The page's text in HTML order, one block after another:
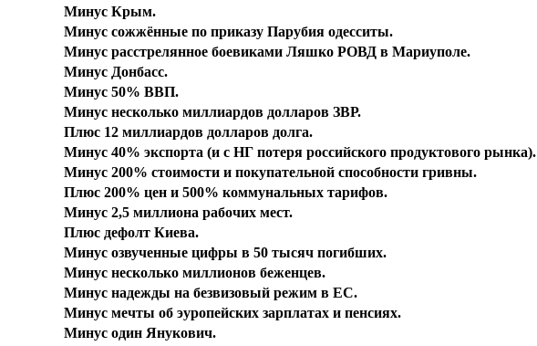
Минус Крым.
Минус сожжённые по приказу Парубия одесситы.
Минус расстрелянное боевиками Ляшко РОВД в Мариуполе.
Минус Донбасс.
Минус 50% ВВП.
Минус несколько миллиардов долларов ЗВР.
Плюс 12 миллиардов долларов долга.
Минус 40% экспорта (и с НГ потеря российского продуктового рынка).
Минус 200% стоимости и покупательной способности гривны.
Плюс 200% цен и 500% коммунальных тарифов.
Минус 2,5 миллиона рабочих мест.
Плюс дефолт Киева.
Минус озвученные цифры в 50 тысяч погибших.
Минус несколько миллионов беженцев.
Минус надежды на безвизовый режим в ЕС.
Минус мечты об эуропейских зарплатах и пенсиях.
Минус один Янукович.